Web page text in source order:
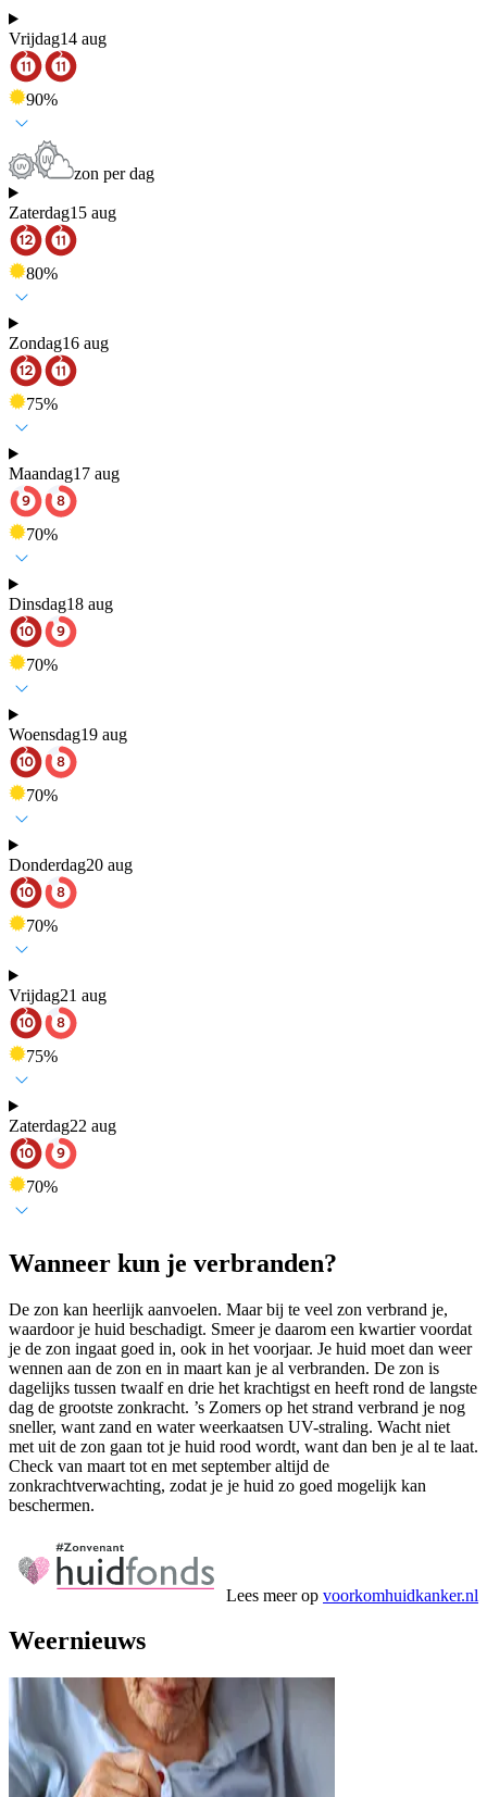
Vrijdag14 aug
90%
zon per dag
Zaterdag15 aug
80%
Zondag16 aug
75%
Maandag17 aug
70%
Dinsdag18 aug
70%
Woensdag19 aug
70%
Donderdag20 aug
70%
Vrijdag21 aug
75%
Zaterdag22 aug
70%
Wanneer kun je verbranden?
De zon kan heerlijk aanvoelen. Maar bij te veel zon verbrand je,
waardoor je huid beschadigt. Smeer je daarom een kwartier voordat
je de zon ingaat goed in, ook in het voorjaar. Je huid moet dan weer
wennen aan de zon en in maart kan je al verbranden. De zon is
dagelijks tussen twaalf en drie het krachtigst en heeft rond de langste
dag de grootste zonkracht. ’s Zomers op het strand verbrand je nog
sneller, want zand en water weerkaatsen UV-straling. Wacht niet
met uit de zon gaan tot je huid rood wordt, want dan ben je al te laat.
Check van maart tot en met september altijd de
zonkrachtverwachting, zodat je je huid zo goed mogelijk kan
beschermen.
Lees meer op voorkomhuidkanker.nl
Weernieuws